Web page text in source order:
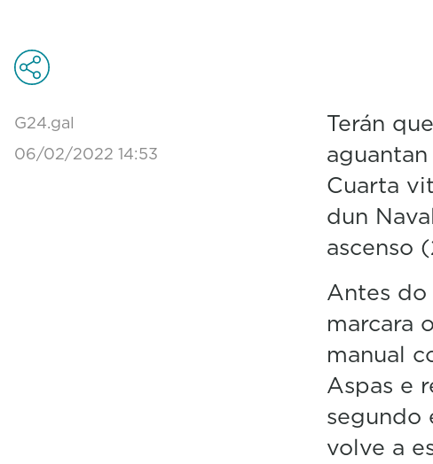
G24.gal
06/02/2022 14:53
Terán
Cuarta
dun
ascenso
Antes
marcara
manual
Aspas e
segundo
volve a